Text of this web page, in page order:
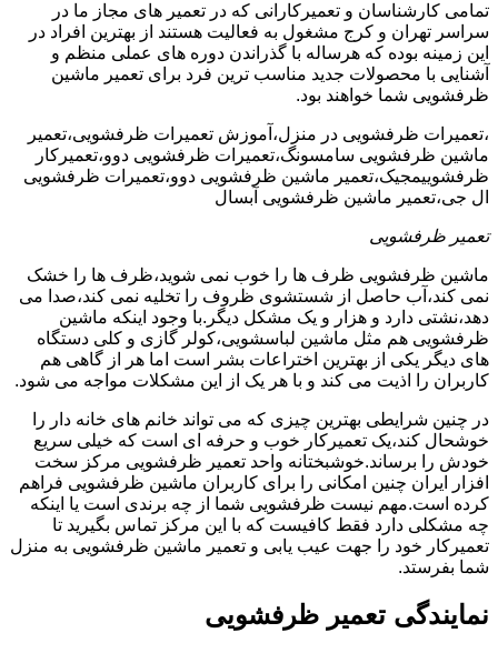
تمامی کارشناسان و تعمیرکارانی که در تعمیر های مجاز ما در
سراسر تهران و کرج مشغول به فعالیت هستند از بهترین افراد در
این زمینه بوده که هرساله با گذراندن دوره های عملی منظم و
آشنایی با محصولات جدید مناسب ترین فرد برای تعمیر ماشین
ظرفشویی شما خواهند بود.
،تعمیرات ظرفشویی در منزل،آموزش تعمیرات ظرفشویی،تعمیر
ماشین ظرفشویی سامسونگ،تعمیرات ظرفشویی دوو،تعمیرکار
ظرفشوییمجیک،تعمیر ماشین ظرفشویی دوو،تعمیرات ظرفشویی
ال جی،تعمیر ماشین ظرفشویی آبسال
تعمیر ظرفشویی
ماشین ظرفشویی ظرف ها را خوب نمی شوید،ظرف ها را خشک
نمی کند،آب حاصل از شستشوی ظروف را تخلیه نمی کند،صدا می
دهد،نشتی دارد و هزار و یک مشکل دیگر.با وجود اینکه ماشین
ظرفشویی هم مثل ماشین لباسشویی،کولر گازی و کلی دستگاه
های دیگر یکی از بهترین اختراعات بشر است اما هر از گاهی هم
کاربران را اذیت می کند و با هر یک از این مشکلات مواجه می شود.
در چنین شرایطی بهترین چیزی که می تواند خانم های خانه دار را
خوشحال کند،یک تعمیرکار خوب و حرفه ای است که خیلی سریع
خودش را برساند.خوشبختانه واحد تعمیر ظرفشویی مرکز سخت
افزار ایران چنین امکانی را برای کاربران ماشین ظرفشویی فراهم
کرده است.مهم نیست ظرفشویی شما از چه برندی است یا اینکه
چه مشکلی دارد فقط کافیست که با این مرکز تماس بگیرید تا
تعمیرکار خود را جهت عیب یابی و تعمیر ماشین ظرفشویی به منزل
شما بفرستد.
نمایندگی تعمیر ظرفشویی